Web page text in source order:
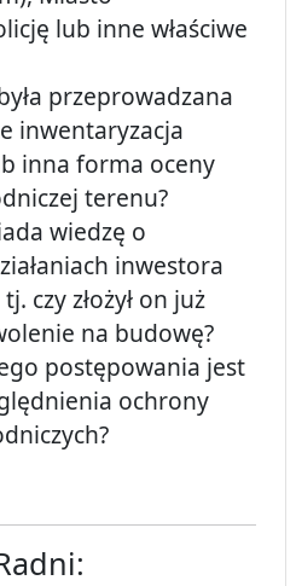
lub inne właściwe
przeprowadzana
inwentaryzacja
inna forma oceny
terenu?
wiedzę o
inwestora
czy złożył on już
na budowę?
postępowania jest
ochrony